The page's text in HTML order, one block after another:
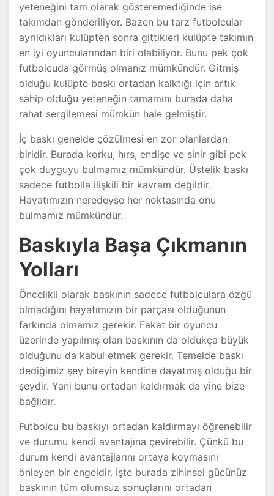
yeteneğini tam olarak gösteremediğinde ise
takımdan gönderiliyor. Bazen bu tarz futbolcular
ayrıldıkları kulüpten sonra gittikleri kulüpte takımın
en iyi oyuncularından biri olabiliyor. Bunu pek çok
futbolcuda görmüş olmanız mümkündür. Gitmiş
olduğu kulüpte baskı ortadan kalktığı için artık
sahip olduğu yeteneğin tamamını burada daha
rahat sergilemesi mümkün hale gelmiştir.
İç baskı genelde çözülmesi en zor olanlardan
biridir. Burada korku, hırs, endişe ve sinir gibi pek
çok duyguyu bulmamız mümkündür. Üstelik baskı
sadece futbolla ilişkili bir kavram değildir.
Hayatımızın neredeyse her noktasında onu
bulmamız mümkündür.
Baskıyla Başa Çıkmanın
Yolları
Öncelikli olarak baskının sadece futbolculara özgü
olmadığını hayatımızın bir parçası olduğunun
farkında olmamız gerekir. Fakat bir oyuncu
üzerinde yapılmış olan baskının da oldukça büyük
olduğunu da kabul etmek gerekir. Temelde baskı
dediğimiz şey bireyin kendine dayatmış olduğu bir
şeydir. Yani bunu ortadan kaldırmak da yine bize
bağlıdır.
Futbolcu bu baskıyı ortadan kaldırmayı öğrenebilir
ve durumu kendi avantajına çevirebilir. Çünkü bu
durum kendi avantajlarını ortaya koymasını
önleyen bir engeldir. İşte burada zihinsel gücünüz
baskının tüm olumsuz sonuçlarını ortadan